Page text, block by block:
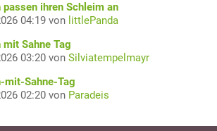
passen ihren Schleim an
04:19 von littlePanda
mit Sahne Tag
03:20 von Silviatempelmayr
mit-Sahne-Tag
02:20 von Paradeis